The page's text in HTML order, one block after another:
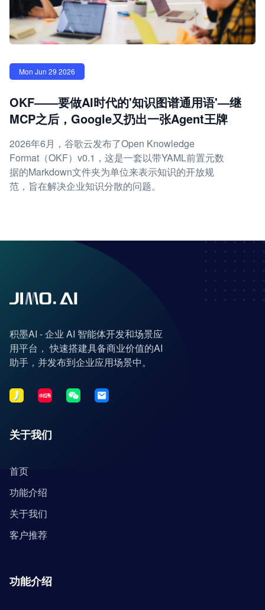
Mon Jun 29 2026
OKF——要做AI时代的'知识图谱通用语'—继
MCP之后，Google又扔出一张Agent王牌
2026年6月，谷歌云发布了Open Knowledge
Format（OKF）v0.1，这是一套以带YAML前置元数
据的Markdown文件夹为单位来表示知识的开放规
范，旨在解决企业知识分散的问题。
积墨AI - 企业 AI 智能体开发和场景应
用平台， 快速搭建具备商业价值的AI
助手，并发布到企业应用场景中。
关于我们
首页
功能介绍
关于我们
客户推荐
功能介绍